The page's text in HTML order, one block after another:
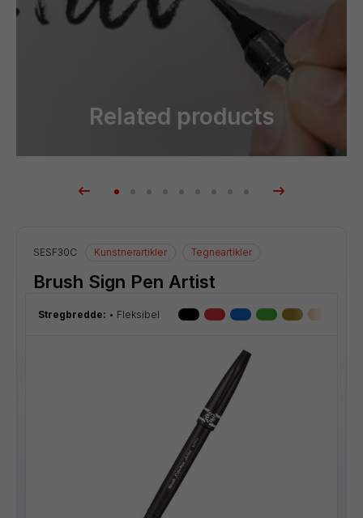
Related products
SESF30C Kunstnerartikler Tegneartikler
Brush Sign Pen Artist
Stregbredde: Fleksibel